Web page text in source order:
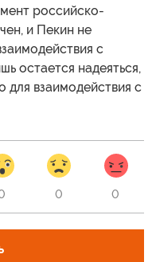
российско-
и Пекин не
с
остается надеяться,
для взаимодействия с
0 0